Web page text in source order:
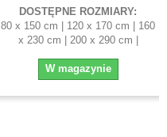
DOSTĘPNE ROZMIARY:
80 x 150 cm | 120 x 170 cm | 160
x 230 cm | 200 x 290 cm |
W magazynie